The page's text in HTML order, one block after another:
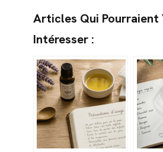
Articles Qui Pourraient
Intéresser :